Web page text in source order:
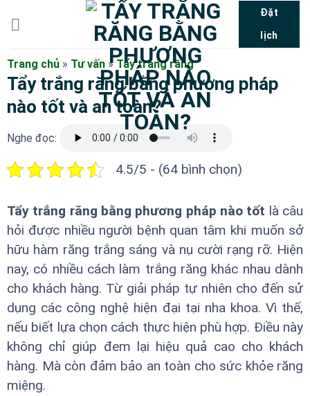
dung
Đặt
lịch
Trang chủ » Tư vấn » Tẩy trắng răng
Tẩy trắng răng bằng phương pháp
nào tốt và an toàn?
Nghe đọc:
4.5/5 - (64 bình chọn)
Tẩy trắng răng bằng phương pháp nào tốt là câu
hỏi được nhiều người bệnh quan tâm khi muốn sở
hữu hàm răng trắng sáng và nụ cười rạng rỡ. Hiện
nay, có nhiều cách làm trắng răng khác nhau dành
cho khách hàng. Từ giải pháp tự nhiên cho đến sử
dụng các công nghệ hiện đại tại nha khoa. Vì thế,
nếu biết lựa chọn cách thực hiện phù hợp. Điều này
không chỉ giúp đem lại hiệu quả cao cho khách
hàng. Mà còn đảm bảo an toàn cho sức khỏe răng
miệng.